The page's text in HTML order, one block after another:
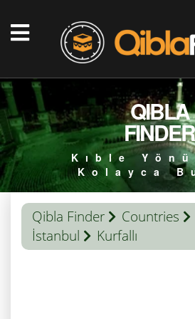
QIBLA
FINDER
Kıble
Kolayca
Qibla Finder Countries
İstanbul
Kurfallı